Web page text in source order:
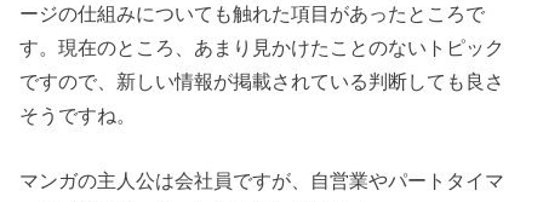
ージの仕組みについても触れた項目があったところで
す。現在のところ、あまり見かけたことのないトピック
ですので、新しい情報が掲載されている判断しても良さ
そうですね。
マンガの主人公は会社員ですが、自営業やパートタイマ